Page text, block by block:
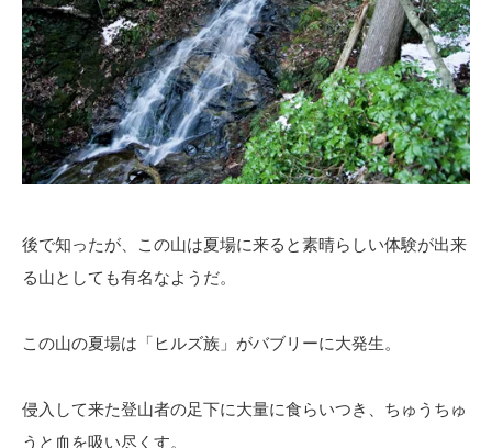
後で知ったが、この山は夏場に来ると素晴らしい体験が出来
る山としても有名なようだ。
この山の夏場は「ヒルズ族」がバブリーに大発生。
侵入して来た登山者の足下に大量に食らいつき、ちゅうちゅ
うと血を吸い尽くす。